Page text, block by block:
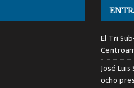
El Tri
José
ocho